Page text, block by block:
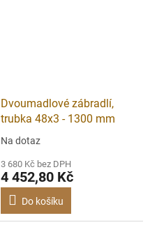
Dvoumadlové zábradlí,
trubka 48x3 - 1300 mm
Na dotaz
3 680 Kč bez DPH
4 452,80 Kč
Do košíku